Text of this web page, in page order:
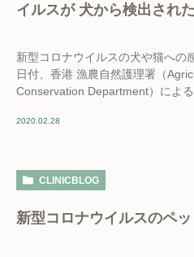
イルスが 犬から検出され
新型コロナウイルスの犬や猫への
日付、香港 漁農自然護理署（
Conservation Department）によ
2020.02.28
CLINICBLOG
新型コロナウイルスのペ